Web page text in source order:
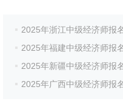
2025年浙江中级经济师报
2025年福建中级经济师报
2025年新疆中级经济师报
2025年广西中级经济师报